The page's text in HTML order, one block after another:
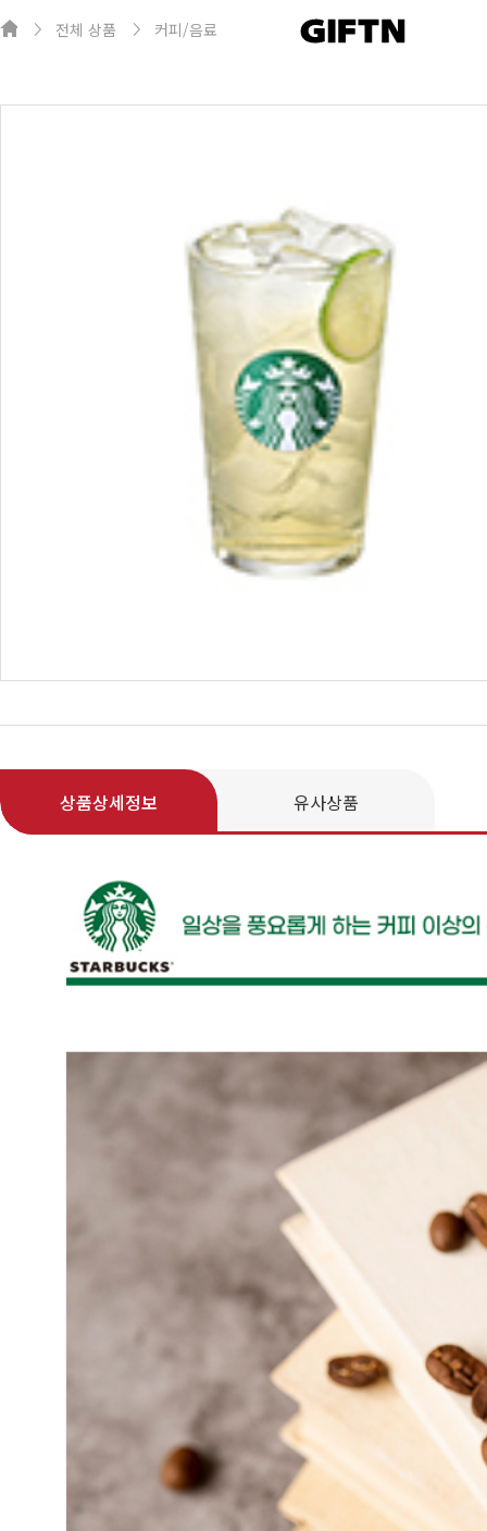
전체 상품 커피/음료
상품상세정보 유사상품